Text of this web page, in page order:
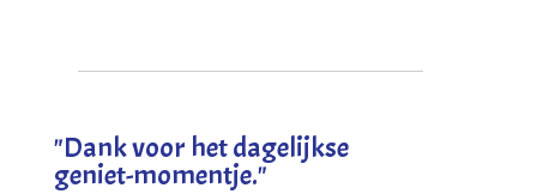
"Dank voor het dagelijkse
geniet-momentje."